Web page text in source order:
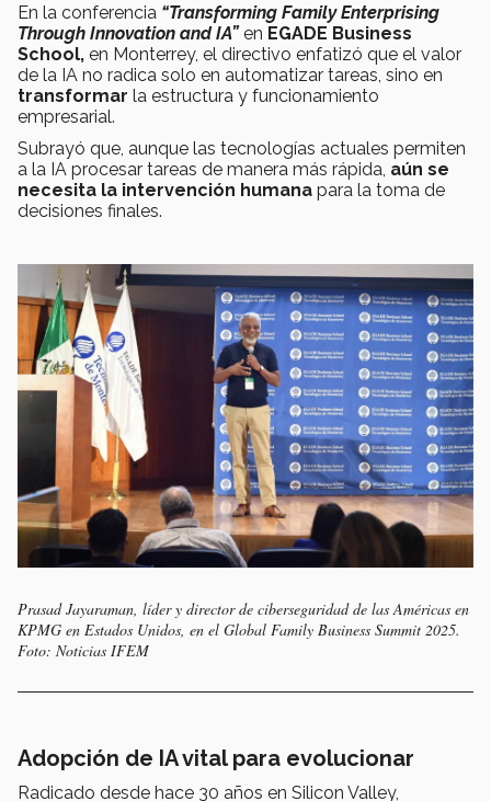
En la conferencia “Transforming Family Enterprising
Through Innovation and IA”en EGADE Business
School, en Monterrey, el directivo enfatizó que el valor
de la IA no radica solo en automatizar tareas, sino en
transformar la estructura y funcionamiento
empresarial.
Subrayó que, aunque las tecnologías actuales permiten
a la IA procesar tareas de manera más rápida, aún se
necesita la intervención humana para la toma de
decisiones finales.
Prasad Jayaraman, líder y director de ciberseguridad de las Américas en
KPMG en Estados Unidos, en el Global Family Business Summit 2025.
Foto: Noticias IFEM
Adopción de IA vital para evolucionar
Radicado desde hace 30 años en Silicon Valley,